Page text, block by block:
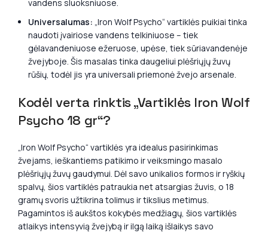
vandens sluoksniuose.
Universalumas: „Iron Wolf Psycho“ vartiklės puikiai tinka
naudoti įvairiose vandens telkiniuose – tiek
gėlavandeniuose ežeruose, upėse, tiek sūriavandenėje
žvejyboje. Šis masalas tinka daugeliui plėšriųjų žuvų
rūšių, todėl jis yra universali priemonė žvejo arsenale.
Kodėl verta rinktis „Vartiklės Iron Wolf
Psycho 18 gr“?
„Iron Wolf Psycho“ vartiklės yra idealus pasirinkimas
žvejams, ieškantiems patikimo ir veiksmingo masalo
plėšriųjų žuvų gaudymui. Dėl savo unikalios formos ir ryškių
spalvų, šios vartiklės patraukia net atsargias žuvis, o 18
gramų svoris užtikrina tolimus ir tikslius metimus.
Pagamintos iš aukštos kokybės medžiagų, šios vartiklės
atlaikys intensyvią žvejybą ir ilgą laiką išlaikys savo